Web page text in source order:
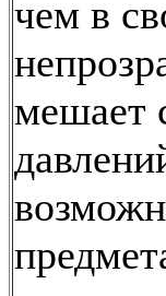
чем в
мешает